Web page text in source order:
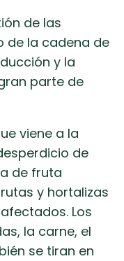
de las
de la cadena de
y la
parte de
viene a la
de
de fruta
y hortalizas
Los
la carne, el
se tiran en